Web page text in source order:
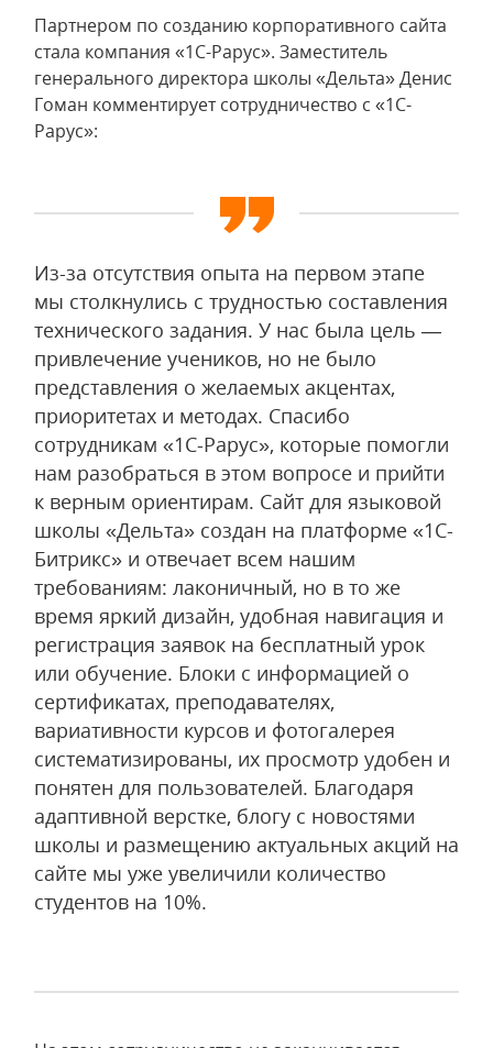
Партнером по созданию корпоративного сайта
стала компания «1С-Рарус». Заместитель
генерального директора школы «Дельта» Денис
Гоман комментирует сотрудничество с «1С-
Рарус»:
Из-за отсутствия опыта на первом этапе
мы столкнулись с трудностью составления
технического задания. У нас была цель —
привлечение учеников, но не было
представления о желаемых акцентах,
приоритетах и методах. Спасибо
сотрудникам «1С-Рарус», которые помогли
нам разобраться в этом вопросе и прийти
к верным ориентирам. Сайт для языковой
школы «Дельта» создан на платформе «1С-
Битрикс» и отвечает всем нашим
требованиям: лаконичный, но в то же
время яркий дизайн, удобная навигация и
регистрация заявок на бесплатный урок
или обучение. Блоки с информацией о
сертификатах, преподавателях,
вариативности курсов и фотогалерея
систематизированы, их просмотр удобен и
понятен для пользователей. Благодаря
адаптивной верстке, блогу с новостями
школы и размещению актуальных акций на
сайте мы уже увеличили количество
студентов на 10%.